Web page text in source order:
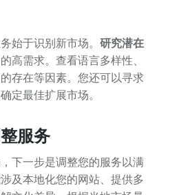
始于识别新市场。 研究潜在
高需求。查看语言多样性、
存在等因素。您还可以寻求
定最佳扩展市场。
服务
下一步是调整您的服务以满
及本地化您的网站、提供多